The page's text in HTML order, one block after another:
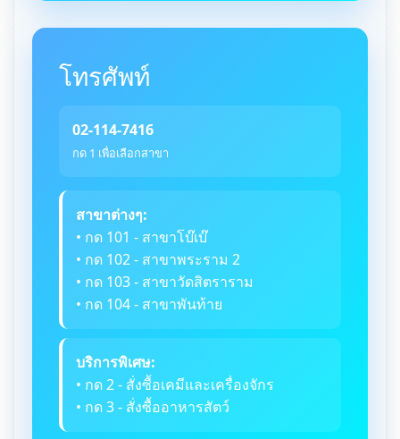
โทรศัพท์
02-114-7416
กด 1 เพื่อเลือกสาขา
สาขาต่างๆ:
• กด 101 - สาขาโบ๊เบ๊
• กด 102 - สาขาพระราม 2
• กด 103 - สาขาวัดสิตราราม
• กด 104 - สาขาพันท้าย
บริการพิเศษ:
• กด 2 - สั่งซื้อเคมีและเครื่องจักร
• กด 3 - สั่งซื้ออาหารสัตว์